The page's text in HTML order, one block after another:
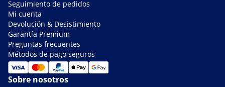
Seguimiento de pedidos
Mi cuenta
Devolución & Desistimiento
Garantía Premium
Preguntas frecuentes
Métodos de pago seguros
Sobre nosotros